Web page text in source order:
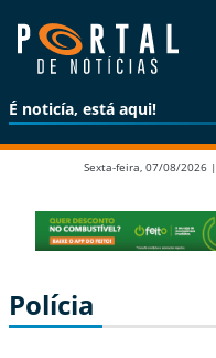
É noticía, está aqui!
Sexta-feira, 07/08/2026 |
Polícia